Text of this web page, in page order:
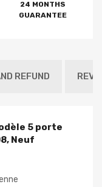
24 MONTHS
GUARANTEE
REFUND
5 porte
Neuf